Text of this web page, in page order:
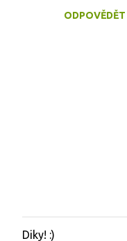
ODPOVĚDĚT
O
Diky! :)